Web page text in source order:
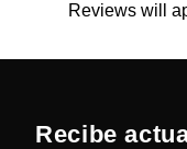
Reviews will
Recibe